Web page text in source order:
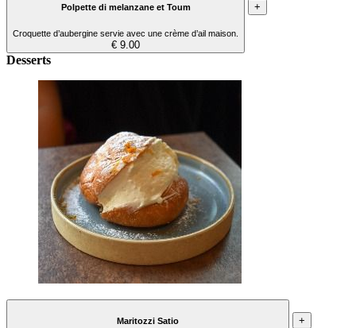
Polpette di melanzane et Toum
Croquette d’aubergine servie avec une crème d’ail maison.
€ 9.00
+
Desserts
Maritozzi Satio +